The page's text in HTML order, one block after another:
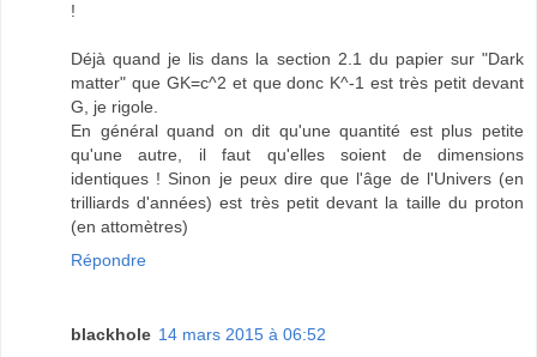
!
Déjà quand je lis dans la section 2.1 du papier sur "Dark
matter" que GK=c^2 et que donc K^-1 est très petit devant
G, je rigole.
En général quand on dit qu'une quantité est plus petite
qu'une autre, il faut qu'elles soient de dimensions
identiques ! Sinon je peux dire que l'âge de l'Univers (en
trilliards d'années) est très petit devant la taille du proton
(en attomètres)
Répondre
blackhole 14 mars 2015 à 06:52